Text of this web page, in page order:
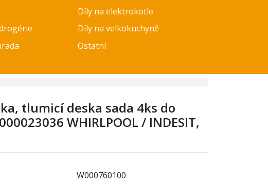
Díly na elektrokotle
Díly na velkokuchyně
Ostatní
tlumicí deska sada 4ks do
WHIRLPOOL / INDESIT,
W000760100